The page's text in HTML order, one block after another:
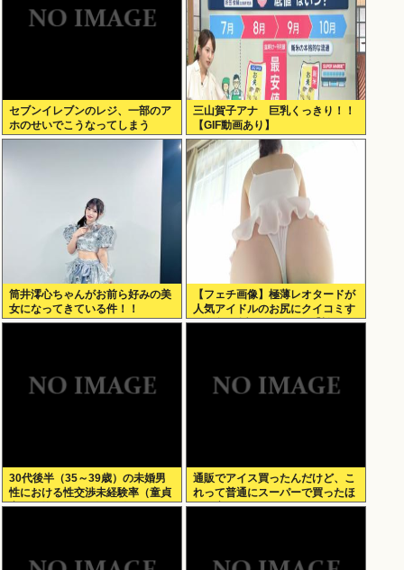
セブンイレブンのレジ、一部のア
ホのせいでこうなってしまう
三山賀子アナ 巨乳くっきり！！
【GIF動画あり】
筒井澪心ちゃんがお前ら好みの美
女になってきている件！！
【フェチ画像】極薄レオタードが
人気アイドルのお尻にクイコミす
ぎて危険 透け×尻フェチ【松岡里
30代後半（35～39歳）の未婚男
性における性交渉未経験率（童貞
率）が約26%（4人に1人）
通販でアイス買ったんだけど、こ
れって普通にスーパーで買ったほ
うが安くないか？